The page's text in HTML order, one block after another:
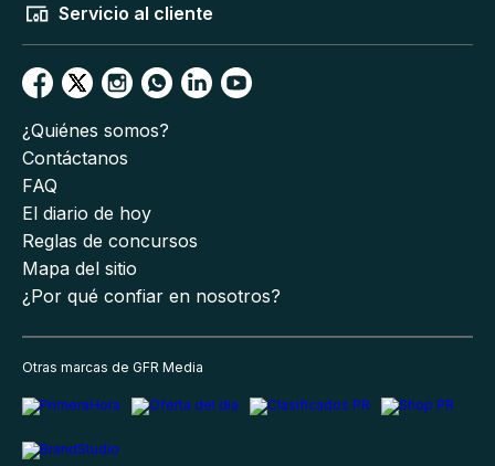
Servicio al cliente
¿Quiénes somos?
Contáctanos
FAQ
El diario de hoy
Reglas de concursos
Mapa del sitio
¿Por qué confiar en nosotros?
Otras marcas de GFR Media